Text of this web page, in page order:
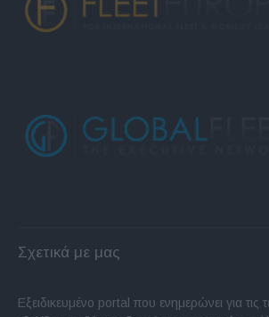
Σχετικά με μας
Εξειδικευμένο portal που ενημερώνει για τις